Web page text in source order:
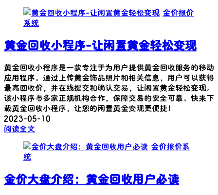
金价报价
系统
黄金回收小程序-让闲置黄金轻松变现
黄金回收小程序是一款专注于为用户提供黄金回收服务的移动
应用程序。通过上传黄金饰品照片和相关信息，用户可以获得
最高回收价，并在线提交和确认交易，让闲置黄金轻松变现。
该小程序与多家正规机构合作，保障交易的安全可靠。快来下
载黄金回收小程序，让您的闲置黄金变现更便捷！
2023-05-10
阅读全文
金价报价系
统
金价大盘介绍：黄金回收用户必读